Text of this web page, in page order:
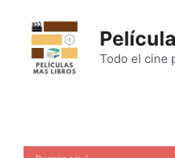
contenido
Todo el cine